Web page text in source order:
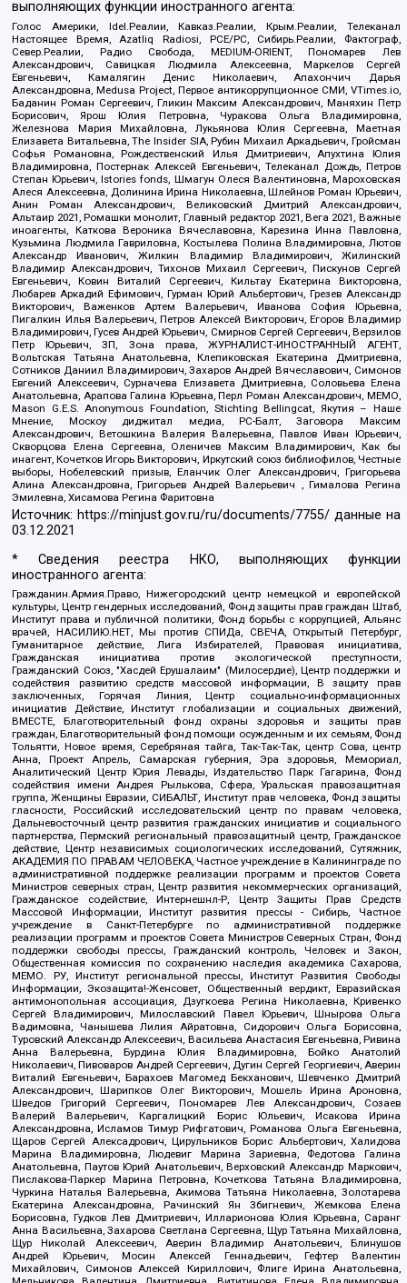
выполняющих функции иностранного агента:
Голос Америки, Idel.Реалии, Кавказ.Реалии, Крым.Реалии, Телеканал
Настоящее Время, Azatliq Radiosi, PCE/PC, Сибирь.Реалии, Фактограф,
Север.Реалии, Радио Свобода, MEDIUM-ORIENT, Пономарев Лев
Александрович, Савицкая Людмила Алексеевна, Маркелов Сергей
Евгеньевич, Камалягин Денис Николаевич, Апахончич Дарья
Александровна, Medusa Project, Первое антикоррупционное СМИ, VTimes.io,
Баданин Роман Сергеевич, Гликин Максим Александрович, Маняхин Петр
Борисович, Ярош Юлия Петровна, Чуракова Ольга Владимировна,
Железнова Мария Михайловна, Лукьянова Юлия Сергеевна, Маетная
Елизавета Витальевна, The Insider SIA, Рубин Михаил Аркадьевич, Гройсман
Софья Романовна, Рождественский Илья Дмитриевич, Апухтина Юлия
Владимировна, Постернак Алексей Евгеньевич, Телеканал Дождь, Петров
Степан Юрьевич, Istories fonds, Шмагун Олеся Валентиновна, Мароховская
Алеся Алексеевна, Долинина Ирина Николаевна, Шлейнов Роман Юрьевич,
Анин Роман Александрович, Великовский Дмитрий Александрович,
Альтаир 2021, Ромашки монолит, Главный редактор 2021, Вега 2021, Важные
иноагенты, Каткова Вероника Вячеславовна, Карезина Инна Павловна,
Кузьмина Людмила Гавриловна, Костылева Полина Владимировна, Лютов
Александр Иванович, Жилкин Владимир Владимирович, Жилинский
Владимир Александрович, Тихонов Михаил Сергеевич, Пискунов Сергей
Евгеньевич, Ковин Виталий Сергеевич, Кильтау Екатерина Викторовна,
Любарев Аркадий Ефимович, Гурман Юрий Альбертович, Грезев Александр
Викторович, Важенков Артем Валерьевич, Иванова София Юрьевна,
Пигалкин Илья Валерьевич, Петров Алексей Викторович, Егоров Владимир
Владимирович, Гусев Андрей Юрьевич, Смирнов Сергей Сергеевич, Верзилов
Петр Юрьевич, ЗП, Зона права, ЖУРНАЛИСТ-ИНОСТРАННЫЙ АГЕНТ,
Вольтская Татьяна Анатольевна, Клепиковская Екатерина Дмитриевна,
Сотников Даниил Владимирович, Захаров Андрей Вячеславович, Симонов
Евгений Алексеевич, Сурначева Елизавета Дмитриевна, Соловьева Елена
Анатольевна, Арапова Галина Юрьевна, Перл Роман Александрович, МЕМО,
Mason G.E.S. Anonymous Foundation, Stichting Bellingcat, Якутия – Наше
Мнение, Москоу диджитал медиа, РС-Балт, Заговора Максим
Александрович, Ветошкина Валерия Валерьевна, Павлов Иван Юрьевич,
Скворцова Елена Сергеевна, Оленичев Максим Владимирович, Как бы
инагент, Кочетков Игорь Викторович, Иркутский союз библиофилов, Честные
выборы, Нобелевский призыв, Еланчик Олег Александрович, Григорьева
Алина Александровна, Григорьев Андрей Валерьевич , Гималова Регина
Эмилевна, Хисамова Регина Фаритовна
Источник: https://minjust.gov.ru/ru/documents/7755/ данные на
03.12.2021
* Сведения реестра НКО, выполняющих функции
иностранного агента:
Гражданин.Армия.Право, Нижегородский центр немецкой и европейской
культуры, Центр гендерных исследований, Фонд защиты прав граждан Штаб,
Институт права и публичной политики, Фонд борьбы с коррупцией, Альянс
врачей, НАСИЛИЮ.НЕТ, Мы против СПИДа, СВЕЧА, Открытый Петербург,
Гуманитарное действие, Лига Избирателей, Правовая инициатива,
Гражданская инициатива против экологической преступности,
Гражданский Союз, "Хасдей Ерушалаим" (Милосердие), Центр поддержки и
содействия развитию средств массовой информации, В защиту прав
заключенных, Горячая Линия, Центр социально-информационных
инициатив Действие, Институт глобализации и социальных движений,
ВМЕСТЕ, Благотворительный фонд охраны здоровья и защиты прав
граждан, Благотворительный фонд помощи осужденным и их семьям, Фонд
Тольятти, Новое время, Серебряная тайга, Так-Так-Так, центр Сова, центр
Анна, Проект Апрель, Самарская губерния, Эра здоровья, Мемориал,
Аналитический Центр Юрия Левады, Издательство Парк Гагарина, Фонд
содействия имени Андрея Рылькова, Сфера, Уральская правозащитная
группа, Женщины Евразии, СИБАЛЬТ, Институт прав человека, Фонд защиты
гласности, Российский исследовательский центр по правам человека,
Дальневосточный центр развития гражданских инициатив и социального
партнерства, Пермский региональный правозащитный центр, Гражданское
действие, Центр независимых социологических исследований, Сутяжник,
АКАДЕМИЯ ПО ПРАВАМ ЧЕЛОВЕКА, Частное учреждение в Калининграде по
административной поддержке реализации программ и проектов Совета
Министров северных стран, Центр развития некоммерческих организаций,
Гражданское содействие, Интернешнл-Р, Центр Защиты Прав Средств
Массовой Информации, Институт развития прессы - Сибирь, Частное
учреждение в Санкт-Петербурге по административной поддержке
реализации программ и проектов Совета Министров Северных Стран, Фонд
поддержки свободы прессы, Гражданский контроль, Человек и Закон,
Общественная комиссия по сохранению наследия академика Сахарова,
МЕМО. РУ, Институт региональной прессы, Институт Развития Свободы
Информации, Экозащита!-Женсовет, Общественный вердикт, Евразийская
антимонопольная ассоциация, Дзугкоева Регина Николаевна, Кривенко
Сергей Владимирович, Милославский Павел Юрьевич, Шнырова Ольга
Вадимовна, Чанышева Лилия Айратовна, Сидорович Ольга Борисовна,
Туровский Александр Алексеевич, Васильева Анастасия Евгеньевна, Ривина
Анна Валерьевна, Бурдина Юлия Владимировна, Бойко Анатолий
Николаевич, Пивоваров Андрей Сергеевич, Дугин Сергей Георгиевич, Аверин
Виталий Евгеньевич, Барахоев Магомед Бекханович, Шевченко Дмитрий
Александрович, Шарипков Олег Викторович, Мошель Ирина Ароновна,
Шведов Григорий Сергеевич, Пономарев Лев Александрович, Созаев
Валерий Валерьевич, Каргалицкий Борис Юльевич, Исакова Ирина
Александровна, Исламов Тимур Рифгатович, Романова Ольга Евгеньевна,
Щаров Сергей Алексадрович, Цирульников Борис Альбертович, Халидова
Марина Владимировна, Людевиг Марина Зариевна, Федотова Галина
Анатольевна, Паутов Юрий Анатольевич, Верховский Александр Маркович,
Пислакова-Паркер Марина Петровна, Кочеткова Татьяна Владимировна,
Чуркина Наталья Валерьевна, Акимова Татьяна Николаевна, Золотарева
Екатерина Александровна, Рачинский Ян Збигневич, Жемкова Елена
Борисовна, Гудков Лев Дмитриевич, Илларионова Юлия Юрьевна, Саранг
Анна Васильевна, Захарова Светлана Сергеевна, Щур Татьяна Михайловна,
Щур Николай Алексеевич, Аверин Владимир Анатольевич, Блинушов
Андрей Юрьевич, Мосин Алексей Геннадьевич, Гефтер Валентин
Михайлович, Симонов Алексей Кириллович, Флиге Ирина Анатольевна,